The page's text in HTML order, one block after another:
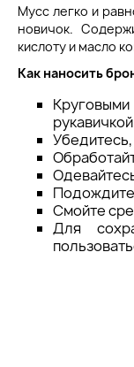
Мусс легко и
новичок.
кислоту и масло
Как наносить
Убедитесь,
Подождите
Смойте
Для